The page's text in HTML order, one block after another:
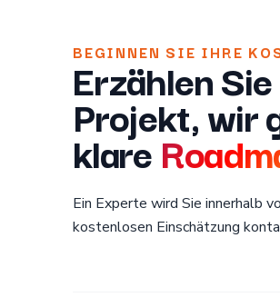
BEGINNEN SIE IHRE
Erzählen
Projekt, wir
klare
Ein Experte wird Sie innerhalb
kostenlosen Einschätzung